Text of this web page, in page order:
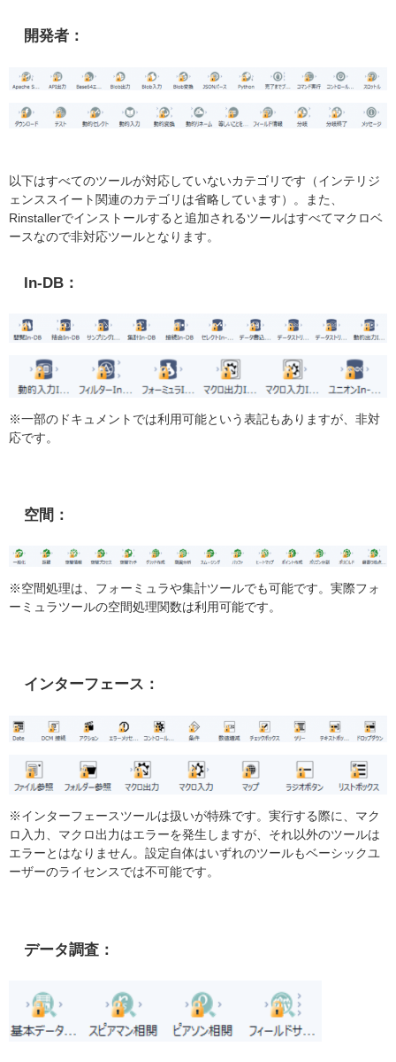
開発者：
以下はすべてのツールが対応していないカテゴリです（インテリジ
ェンススイート関連のカテゴリは省略しています）。また、
Rinstallerでインストールすると追加されるツールはすべてマクロベ
ースなので非対応ツールとなります。
In-DB：
※一部のドキュメントでは利用可能という表記もありますが、非対
応です。
空間：
※空間処理は、フォーミュラや集計ツールでも可能です。実際フォ
ーミュラツールの空間処理関数は利用可能です。
インターフェース：
※インターフェースツールは扱いが特殊です。実行する際に、マク
ロ入力、マクロ出力はエラーを発生しますが、それ以外のツールは
エラーとはなりません。設定自体はいずれのツールもベーシックユ
ーザーのライセンスでは不可能です。
データ調査：